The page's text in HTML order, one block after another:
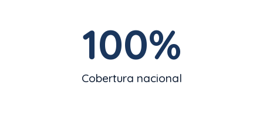
Cobertura nacional
100%